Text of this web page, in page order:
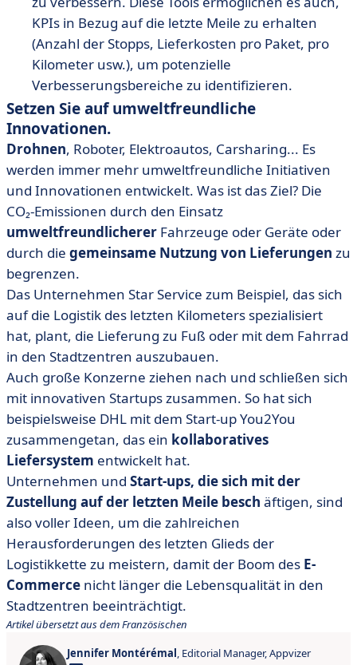
KPIs in Bezug auf die letzte Meile zu erhalten
(Anzahl der Stopps, Lieferkosten pro Paket, pro
Kilometer usw.), um potenzielle
Verbesserungsbereiche zu identifizieren.
Setzen Sie auf umweltfreundliche
Innovationen.
Drohnen, Roboter, Elektroautos, Carsharing... Es
werden immer mehr umweltfreundliche Initiativen
und Innovationen entwickelt. Was ist das Ziel? Die
CO₂-Emissionen durch den Einsatz
umweltfreundlicherer Fahrzeuge oder Geräte oder
durch die gemeinsame Nutzung von Lieferungen zu
begrenzen.
Das Unternehmen Star Service zum Beispiel, das sich
auf die Logistik des letzten Kilometers spezialisiert
hat, plant, die Lieferung zu Fuß oder mit dem Fahrrad
in den Stadtzentren auszubauen.
Auch große Konzerne ziehen nach und schließen sich
mit innovativen Startups zusammen. So hat sich
beispielsweise DHL mit dem Start-up You2You
zusammengetan, das ein kollaboratives
Liefersystem entwickelt hat.
Unternehmen und Start-ups, die sich mit der
Zustellung auf der letzten Meile besch äftigen, sind
also voller Ideen, um die zahlreichen
Herausforderungen des letzten Glieds der
Logistikkette zu meistern, damit der Boom des E-
Commerce nicht länger die Lebensqualität in den
Stadtzentren beeinträchtigt.
Artikel übersetzt aus dem Französischen
Jennifer Montérémal, Editorial Manager, Appvizer